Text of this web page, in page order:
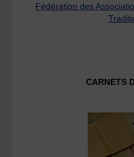
Fédération des
CARNETS